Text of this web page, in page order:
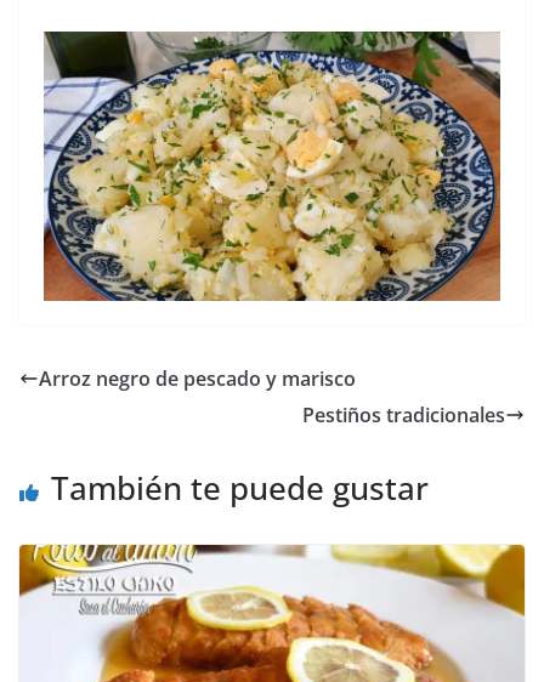
Arroz negro de pescado y marisco
Pestiños tradicionales
También te puede gustar